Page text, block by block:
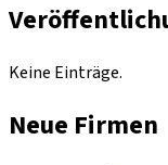
Keine Einträge.
Neue Firmen